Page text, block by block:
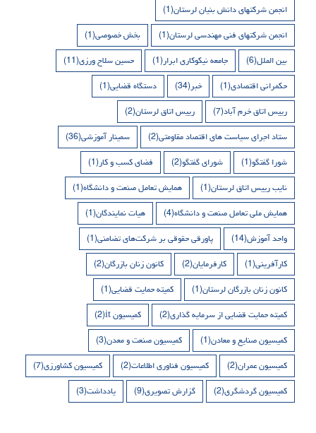
انجمن شرکتهای دانش بنیان لرستان(1)
انجمن شرکتهای فنی مهندسی لرستان(1) بخش خصوصی(1)
بین الملل(6) جامعه نیکوکاری ابرار(1) حسین سلاح ورزی(11)
حکمرانی اقتصادی(1) خبر(34) دستگاه قضایی(1)
رییس اتاق خرم آباد(7) رییس اتاق لرستان(2)
ستاد اجرای سیاست های اقتصاد مقاومتی(2) سمینار آموزشی(36)
شورا گفتگو(1) شورای گفتگو(2) فضای کسب و کار(1)
نایب رییس اتاق لرستان(1) همایش تعامل صنعت و دانشگاه(1)
همایش ملی تعامل صنعت و دانشگاه(4) هیات نمایندگان(1)
واحد آموزش(14) پاورقی حقوقی بر شرکت‌های تضامنی(1)
کارآفرینی(1) کارفرمایان(2) کانون زنان بازرگان(2)
کانون زنان بازرگان لرستان(1) کمیته حمایت قضایی(1)
کمیته حمایت قضایی از سرمایه گذاری(2) کمیسیون it (2)
کمیسیون صنایع و معادن(1) کمیسیون صنعت و معدن(3)
کمیسیون عمران(2) کمیسیون فناوری اطلاعات(2) کمیسیون کشاورزی(7)
کمیسیون گردشگری(2) گزارش تصویری(9) یادداشت(3)